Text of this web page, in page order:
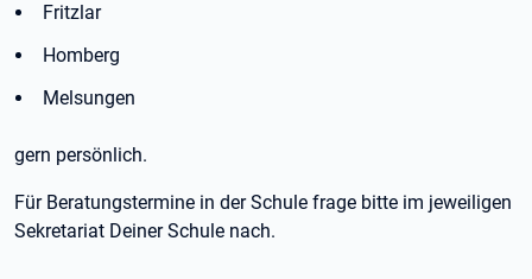
Fritzlar
Homberg
Melsungen
gern persönlich.
Für Beratungstermine in der Schule frage bitte im jeweiligen
Sekretariat Deiner Schule nach.